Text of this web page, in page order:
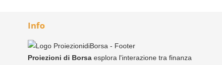
Info
Proiezioni di Borsa esplora l'interazione tra finanza